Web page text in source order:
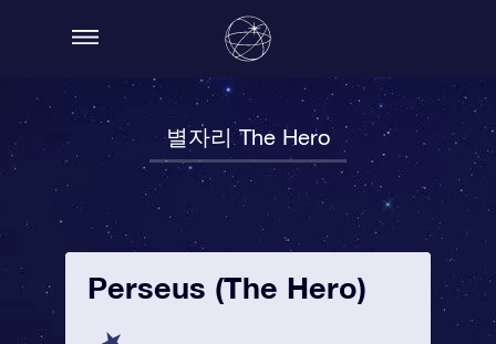
별자리 The Hero
Perseus (The Hero)